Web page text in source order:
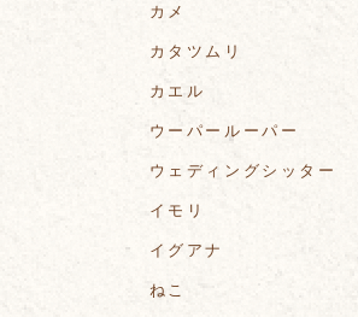
カメ
カタツムリ
カエル
ウーパールーパー
ウェディングシッター
イモリ
イグアナ
ねこ